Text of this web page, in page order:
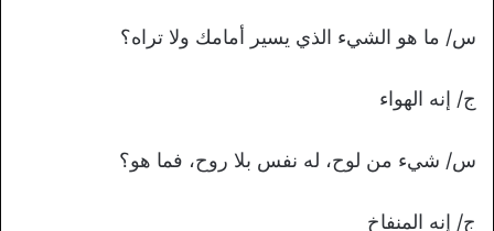
س/ ما هو الشيء الذي يسير أمامك ولا تراه؟
ج/ إنه الهواء
س/ شيء من لوح، له نفس بلا روح، فما هو؟
ج/ إنه المنفاخ